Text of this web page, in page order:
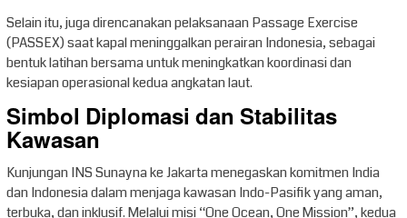
Selain itu, juga direncanakan pelaksanaan Passage Exercise
(PASSEX) saat kapal meninggalkan perairan Indonesia, sebagai
bentuk latihan bersama untuk meningkatkan koordinasi dan
kesiapan operasional kedua angkatan laut.
Simbol Diplomasi dan Stabilitas
Kawasan
Kunjungan INS Sunayna ke Jakarta menegaskan komitmen India
dan Indonesia dalam menjaga kawasan Indo-Pasifik yang aman,
terbuka, dan inklusif. Melalui misi “One Ocean, One Mission”, kedua